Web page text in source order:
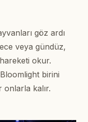
göz ardı
veya gündüz,
okur.
birini
kalır.